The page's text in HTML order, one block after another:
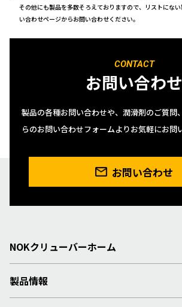
その他にも製品を多数そろえておりますので、リストにな
い合わせページからお問い合わせください。
CONTACT
お問い合わせ
製品の各種お問い合わせや、潤滑剤のご質問
らのお問い合わせフォームよりお気軽にお問
お問い合わせ
NOKクリューバーホーム
製品情報